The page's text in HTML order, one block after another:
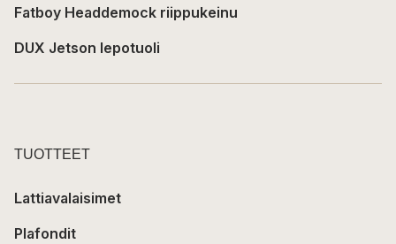
Fatboy Headdemock riippukeinu
DUX Jetson lepotuoli
TUOTTEET
Lattiavalaisimet
Plafondit